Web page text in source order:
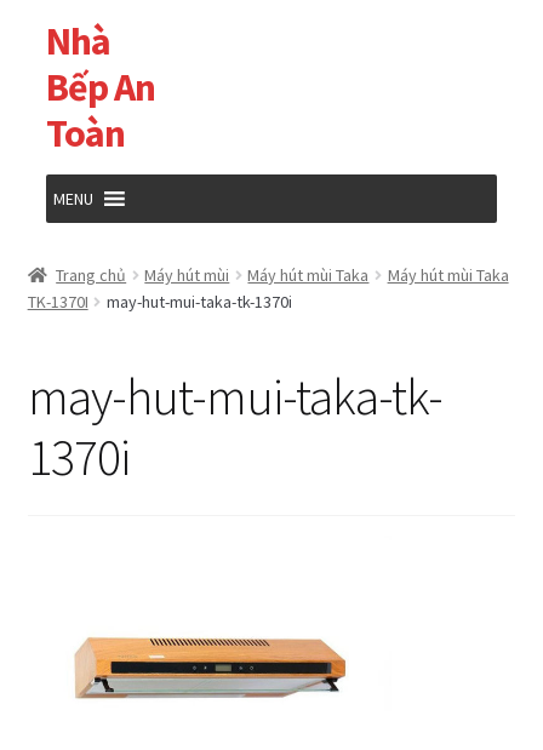
Đi
đến
Điều
hướng
Chuyển
đến
nội
dung
Nhà
Bếp An
Toàn
MENU
Giỏ hàng
Tài khoản của tôi
Trang chủ Máy hút mùi Máy hút mùi Taka
Máy hút mùi Taka
TK-1370I
may-hut-mui-taka-tk-1370i
may-hut-mui-taka-tk-
1370i